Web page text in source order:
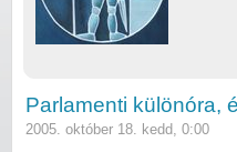
Parlamenti különóra,
2005. október 18. kedd, 0:00